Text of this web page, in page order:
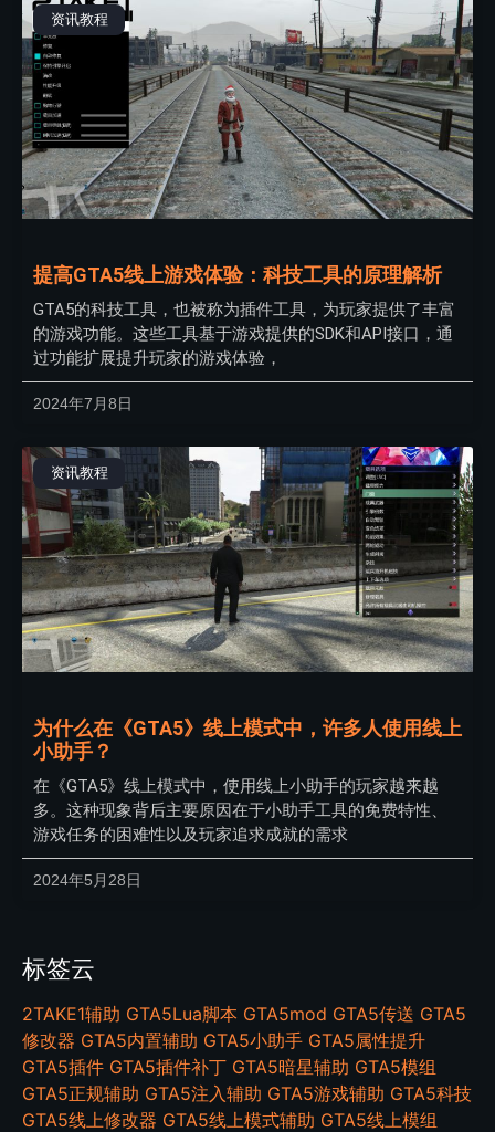
资讯教程
提高GTA5线上游戏体验：科技工具的原理解析
GTA5的科技工具，也被称为插件工具，为玩家提供了丰富
的游戏功能。这些工具基于游戏提供的SDK和API接口，通
过功能扩展提升玩家的游戏体验，
2024年7月8日
资讯教程
为什么在《GTA5》线上模式中，许多人使用线上
小助手？
在《GTA5》线上模式中，使用线上小助手的玩家越来越
多。这种现象背后主要原因在于小助手工具的免费特性、
游戏任务的困难性以及玩家追求成就的需求
2024年5月28日
标签云
2TAKE1辅助 GTA5Lua脚本 GTA5mod GTA5传送 GTA5
修改器 GTA5内置辅助 GTA5小助手 GTA5属性提升
GTA5插件 GTA5插件补丁 GTA5暗星辅助 GTA5模组
GTA5正规辅助 GTA5注入辅助 GTA5游戏辅助 GTA5科技
GTA5线上修改器 GTA5线上模式辅助 GTA5线上模组